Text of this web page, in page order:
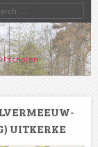
scholen
UITKERKE